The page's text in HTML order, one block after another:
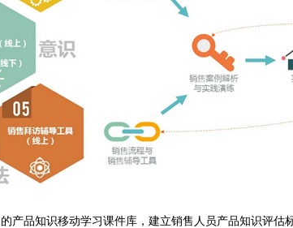
产品知识移动学习课件库，建立销售人员产品知识评估